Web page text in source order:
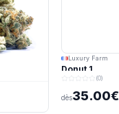
Luxury Farm
Donut 1
(0)
dès35.00€